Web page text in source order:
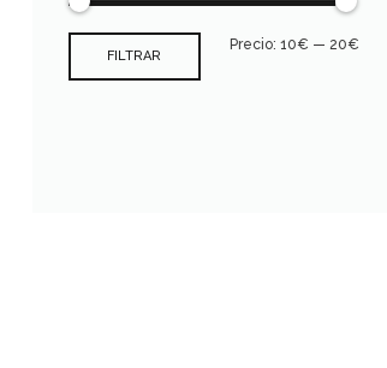
FILTRAR
Precio:10€ —20€